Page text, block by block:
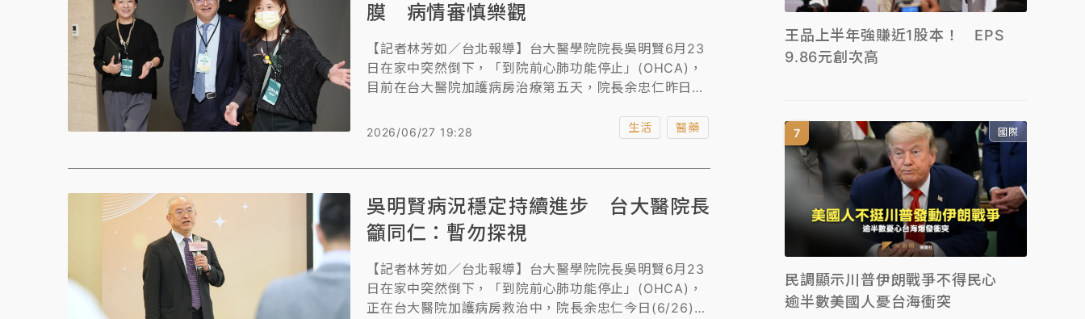
膜 病情審慎樂觀
【記者林芳如／台北報導】台大醫學院院長吳明賢6月23
日在家中突然倒下，「到院前心肺功能停止」(OHCA)，
目前在台大醫院加護病房治療第五天，院長余忠仁昨日發
步。媒體今日向多名院內人士了解，吳明賢確實已經移除
2026/06/27 19:28 生活 醫藥
吳明賢病況穩定持續進步 台大醫院長
籲同仁：暫勿探視
【記者林芳如／台北報導】台大醫學院院長吳明賢6月23
日在家中突然倒下，「到院前心肺功能停止」(OHCA)，
正在台大醫院加護病房救治中，院長余忠仁今日(6/26)捎
王品上半年強賺近1股本！ EPS
9.86元創次高
國際
民調顯示川普伊朗戰爭不得民心
逾半數美國人憂台海衝突